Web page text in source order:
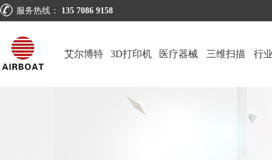
服务热线： 135 7086 9158
艾尔博特 3D打印机 医疗器械 三维扫描 行